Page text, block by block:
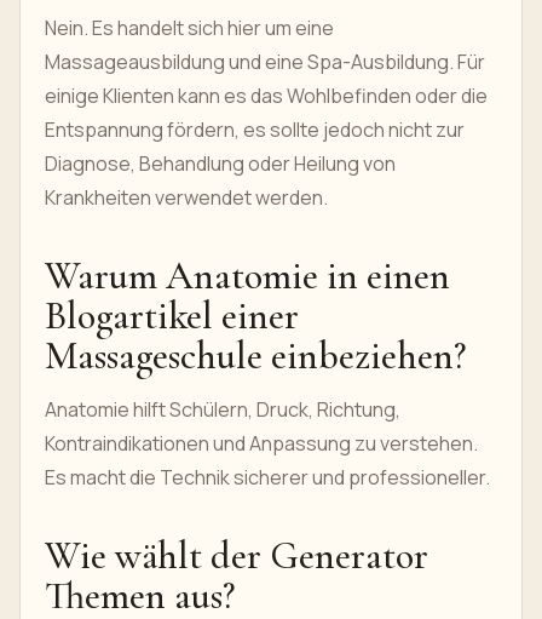
Nein. Es handelt sich hier um eine
Massageausbildung und eine Spa-Ausbildung. Für
einige Klienten kann es das Wohlbefinden oder die
Entspannung fördern, es sollte jedoch nicht zur
Diagnose, Behandlung oder Heilung von
Krankheiten verwendet werden.
Warum Anatomie in einen
Blogartikel einer
Massageschule einbeziehen?
Anatomie hilft Schülern, Druck, Richtung,
Kontraindikationen und Anpassung zu verstehen.
Es macht die Technik sicherer und professioneller.
Wie wählt der Generator
Themen aus?